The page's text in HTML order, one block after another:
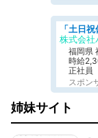
株式会社
福岡県
時給
正社員
スポン
姉妹サイト